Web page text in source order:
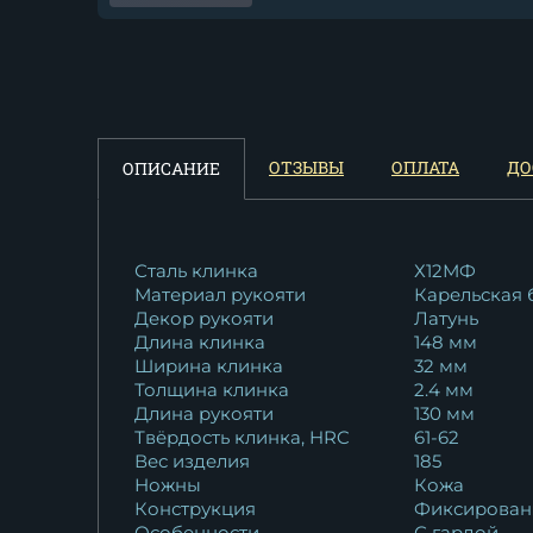
Нож Овод 2 дамаск
ламинированный...
Нож Овод 2 дамаск торцевой
с...
30 738
ОПИСАНИЕ ОТЗЫВЫ ОПЛАТА
Сталь клинка
Х12МФ
Материал рукояти
Карельская
Декор рукояти
Латунь
Длина клинка
148 мм
Ширина клинка
32 мм
Толщина клинка
2.4 мм
Длина рукояти
130 мм
Твёрдость клинка, HRC
61-62
Вес изделия
185
Ножны
Кожа
Конструкция